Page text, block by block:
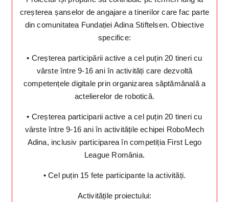
creșterea șanselor de angajare a tinerilor care fac parte
din comunitatea Fundației Adina Stiftelsen. Obiective
specifice:
• Creșterea participării active a cel puțin 20 tineri cu
vârste între 9-16 ani în activități care dezvoltă
competențele digitale prin organizarea săptămânală a
actelierelor de robotică.
• Creșterea participarii active a cel puțin 20 tineri cu
vârste între 9-16 ani în activitățile echipei RoboMech
Adina, inclusiv participarea în competiția First Lego
League România.
• Cel puțin 15 fete participante la activități.
Activitățile proiectului: